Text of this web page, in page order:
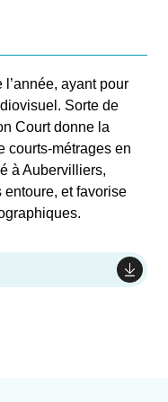
l’année, ayant pour
Sorte de
Court donne la
courts-métrages en
à Aubervilliers,
entoure, et favorise